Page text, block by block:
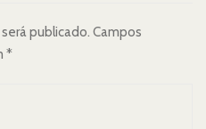
publicado. Campos
*